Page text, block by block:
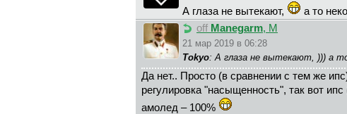
А глаза не вытекают,
а то
off Manegarm, М
21 мар 2019 в 06:28
Tokyo: А глаза не вытекают, ))) а
Да нет.. Просто (в сравнении с тем же
регулировка "насыщенность", так вот
амолед – 100%